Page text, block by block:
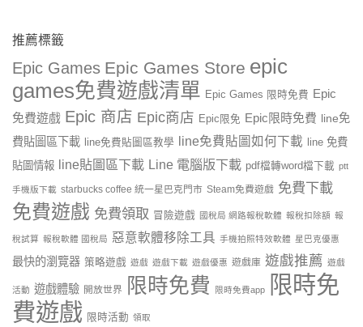
推薦標籤
Epic Games Epic Games Store epic
games免費遊戲清單 Epic Games 限時免費 Epic
免費遊戲 Epic 商店 Epic商店 Epic限免 Epic限時免費 line免
費貼圖區下載
line免費貼圖區教學 line免費貼圖如何下載
line 免費
貼圖情報
line貼圖區下載 Line 電腦版下載 pdf檔轉word檔下載 ptt
手機版下載 starbucks coffee 統一星巴克門市 Steam免費遊戲 免費下載
免費遊戲 免費領取 冒險遊戲 國稅局 網路報稅軟體 報稅扣除額 報
稅試算 報稅軟體 國稅局 惡意軟體移除工具 手機拍照特效軟體 星巴克優惠
最快的瀏覽器 策略遊戲 遊戲 遊戲下載 遊戲優惠 遊戲庫 遊戲推薦 遊戲
活動 遊戲體驗 開放世界 限時免費 限時免費app
限時免
費遊戲 限時活動 領取